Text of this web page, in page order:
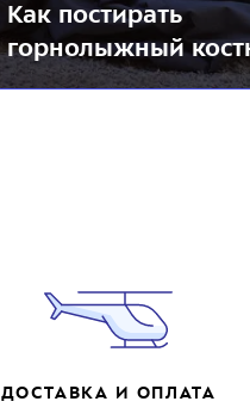
Как постирать
горнолыжный
ДОСТАВКА И ОПЛАТА